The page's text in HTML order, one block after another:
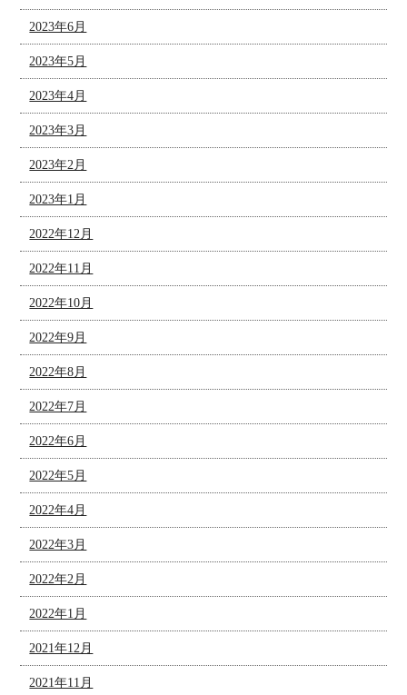
2023年6月
2023年5月
2023年4月
2023年3月
2023年2月
2023年1月
2022年12月
2022年11月
2022年10月
2022年9月
2022年8月
2022年7月
2022年6月
2022年5月
2022年4月
2022年3月
2022年2月
2022年1月
2021年12月
2021年11月